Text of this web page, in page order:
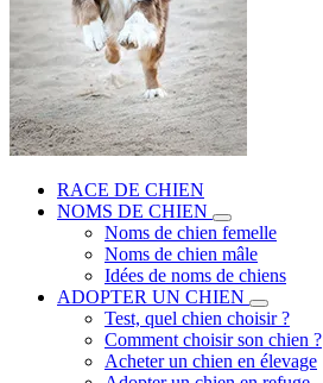
RACE DE CHIEN
NOMS DE CHIEN
Noms de chien femelle
Noms de chien mâle
Idées de noms de chiens
ADOPTER UN CHIEN
Test, quel chien choisir ?
Comment choisir son chien ?
Acheter un chien en élevage